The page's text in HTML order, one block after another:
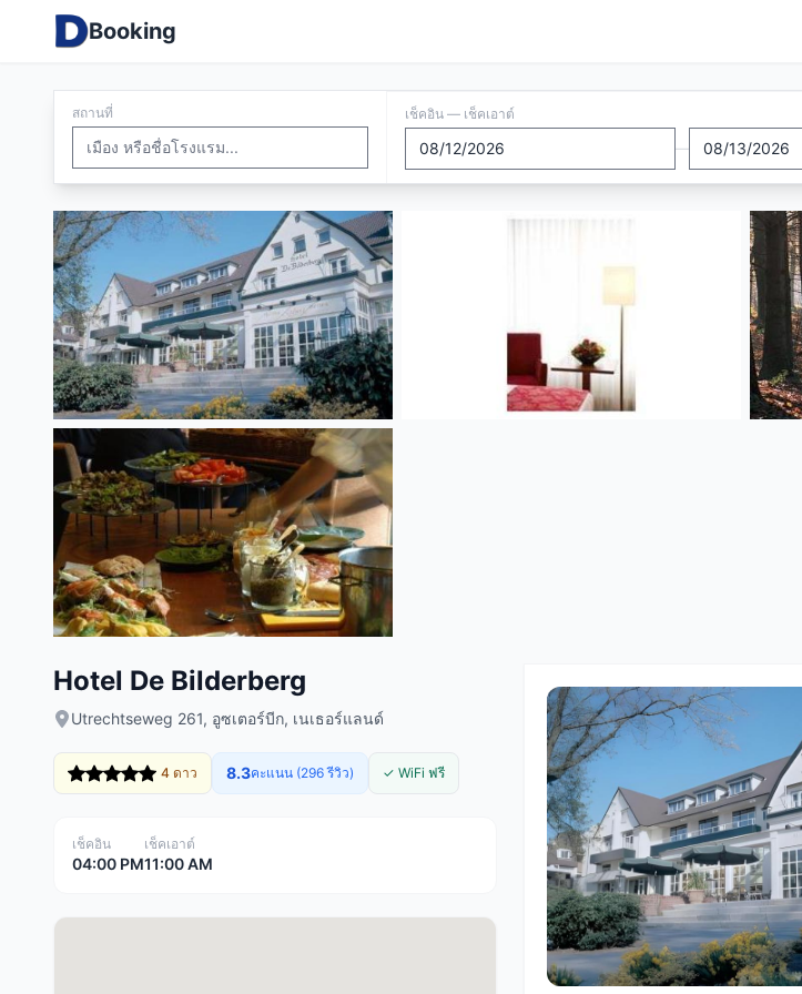
Booking
สถานที่ เช็คอิน — เช็คเอาต์
—
Hotel De Bilderberg
Utrechtseweg 261, อูซเตอร์บีก, เนเธอร์แลนด์
4 ดาว 8.3คะแนน (296 รีวิว) ✓ WiFi ฟรี
เช็คอิน
04:00 PM
เช็คเอาต์
11:00 AM